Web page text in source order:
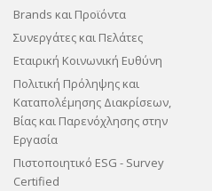
Brands και Προϊόντα
Συνεργάτες και Πελάτες
Εταιρική Κοινωνική Ευθύνη
Πολιτική Πρόληψης και
Καταπολέμησης Διακρίσεων,
Βίας και Παρενόχλησης στην
Εργασία
Πιστοποιητικό ESG - Survey
Certified